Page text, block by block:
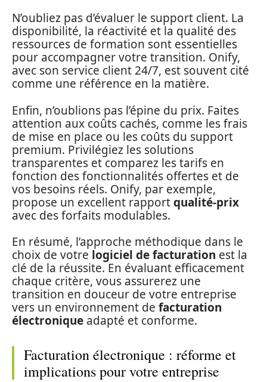
N’oubliez pas d’évaluer le support client. La
disponibilité, la réactivité et la qualité des
ressources de formation sont essentielles
pour accompagner votre transition. Onify,
avec son service client 24/7, est souvent cité
comme une référence en la matière.
Enfin, n’oublions pas l’épine du prix. Faites
attention aux coûts cachés, comme les frais
de mise en place ou les coûts du support
premium. Privilégiez les solutions
transparentes et comparez les tarifs en
fonction des fonctionnalités offertes et de
vos besoins réels. Onify, par exemple,
propose un excellent rapportqualité-prix
avec des forfaits modulables.
En résumé, l’approche méthodique dans le
choix de votre logiciel de facturation est la
clé de la réussite. En évaluant efficacement
chaque critère, vous assurerez une
transition en douceur de votre entreprise
vers un environnement de facturation
électronique adapté et conforme.
Facturation électronique : réforme et
implications pour votre entreprise